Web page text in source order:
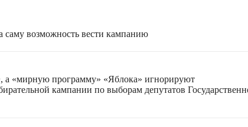
саму возможность вести кампанию
а «мирную программу» «Яблока» игнорируют
кампании по выборам депутатов